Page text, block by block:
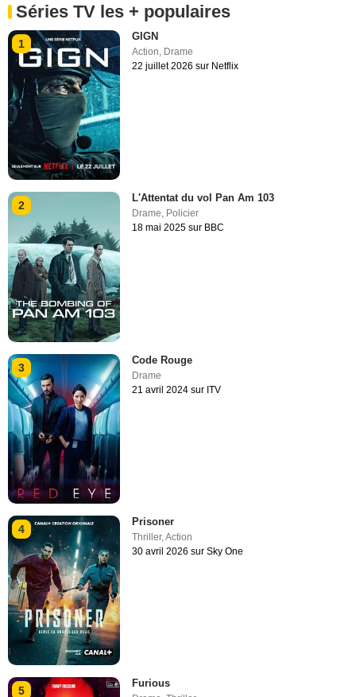
Séries TV les + populaires
1
GIGN
Action, Drame
22 juillet 2026 sur Netflix
2
L'Attentat du vol Pan Am 103
Drame, Policier
18 mai 2025 sur BBC
3
Code Rouge
Drame
21 avril 2024 sur ITV
4
Prisoner
Thriller,Action
30 avril 2026 sur Sky One
5
Furious